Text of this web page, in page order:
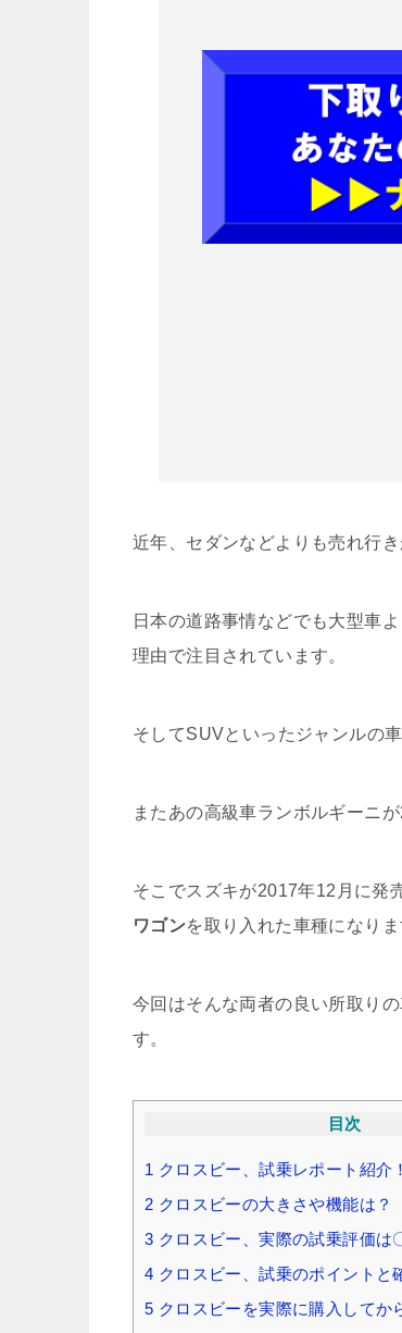
近年、セダンなどよりも売れ行
日本の道路事情などでも大型車
理由で注目されています。
そしてSUVといったジャンルの
またあの高級車ランボルギーニ
そこでスズキが2017年12月に発
ワゴンを取り入れた車種になりま
今回はそんな両者の良い所取り
す。
目次
1 クロスビー、試乗レポート紹介！
2 クロスビーの大きさや機能は？
3 クロスビー、実際の試乗評価は
4 クロスビー、試乗のポイントと
5 クロスビーを実際に購入してか